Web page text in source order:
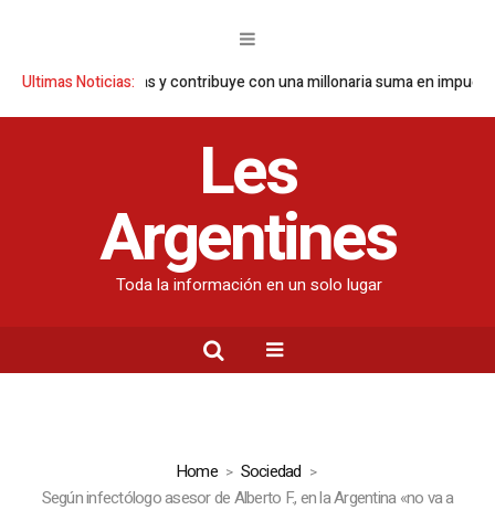
Ultimas Noticias:
ganancias y contribuye con una millonaria suma en impuestos
Les
Argentines
Toda la información en un solo lugar
Home
Sociedad
Según infectólogo asesor de Alberto F., en la Argentina «no va a